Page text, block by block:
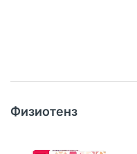
Физиотенз